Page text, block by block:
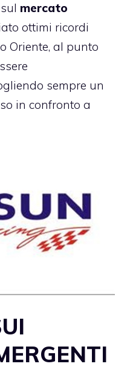
mercato
ottimi ricordi
Oriente, al punto
sempre un
in confronto a